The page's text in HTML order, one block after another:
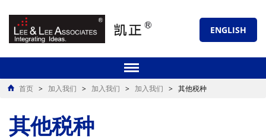
ENGLISH
首页 > 加入我们 > 加入我们 > 加入我们 > 其他税种
其他税种